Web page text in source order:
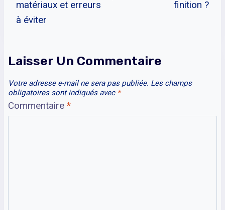
matériaux et erreurs
à éviter
finition ?
Laisser Un Commentaire
Votre adresse e-mail ne sera pas publiée. Les champs
obligatoires sont indiqués avec *
Commentaire *